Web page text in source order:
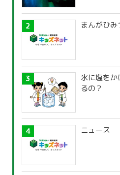
まんがひ
氷に塩をか
るの？
ニュース